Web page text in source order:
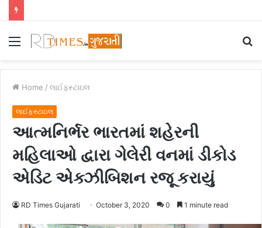
Menu
Home / લાઈફસ્ટાઇલ
લાઈફસ્ટાઇલ
આત્મનિર્ભર ભારતમાં શહેરની
મહિલાઓ દ્વારા ગેલેરી વનમાં ડીકોડ
એડિટ એક્ઝીબિશન રજૂ કરાયું
RD Times Gujarati October 3, 2020 0 1 minute read